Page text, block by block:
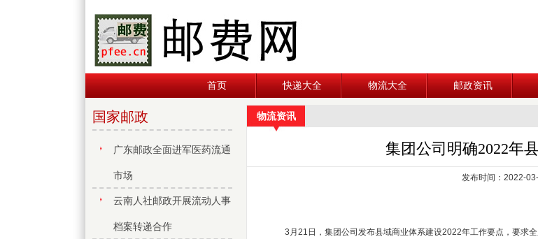
首页 快递大全 物流大全 邮政资讯
国家邮政
广东邮政全面进军医药流通
市场
云南人社邮政开展流动人事
档案转递合作
物流资讯
集团公司明确2022年
发布时间：2022-
3月21日，集团公司发布县域商业体系建设2022年工作要点，要求全